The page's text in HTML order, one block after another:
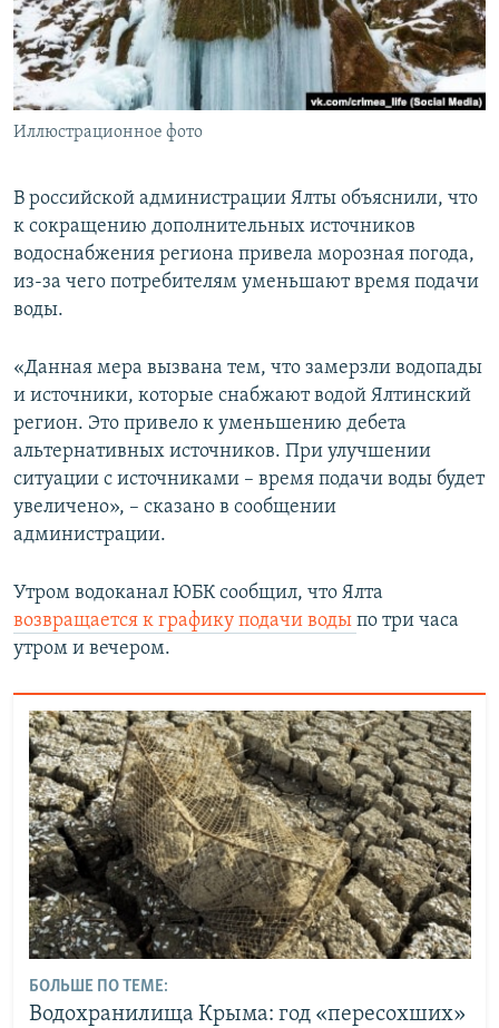
ПОБЕДИТЕЛЕЙ НЕ СУДЯТ?
КРЫМ.НЕПОКОРЕННЫЙ
ELIFBE
УКРАИНСКАЯ ПРОБЛЕМА КРЫМА
ПРИСОЕДИНЯЙТЕСЬ!
Иллюстрационное фото
В российской администрации Ялты объяснили, что
к сокращению дополнительных источников
водоснабжения региона привела морозная погода,
из-за чего потребителям уменьшают время подачи
воды.
«Данная мера вызвана тем, что замерзли водопады
и источники, которые снабжают водой Ялтинский
регион. Это привело к уменьшению дебета
альтернативных источников. При улучшении
ситуации с источниками – время подачи воды будет
увеличено», – сказано в сообщении
администрации.
Утром водоканал ЮБК сообщил, что Ялта
возвращается к графику подачи воды по три часа
утром и вечером.
БОЛЬШЕ ПО ТЕМЕ:
Водохранилища Крыма: год «пересохших»